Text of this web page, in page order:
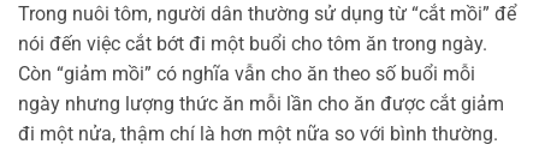
Trong nuôi tôm, người dân thường sử dụng từ “cắt mồi” để
nói đến việc cắt bớt đi một buổi cho tôm ăn trong ngày.
Còn “giảm mồi” có nghĩa vẫn cho ăn theo số buổi mỗi
ngày nhưng lượng thức ăn mỗi lần cho ăn được cắt giảm
đi một nửa, thậm chí là hơn một nữa so với bình thường.